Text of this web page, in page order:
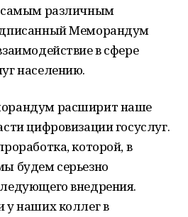
самым различным
Меморандум
в сфере
населению.
расширит наше
цифровизации госуслуг.
которой, в
будем серьезно
внедрения.
у наших коллег в